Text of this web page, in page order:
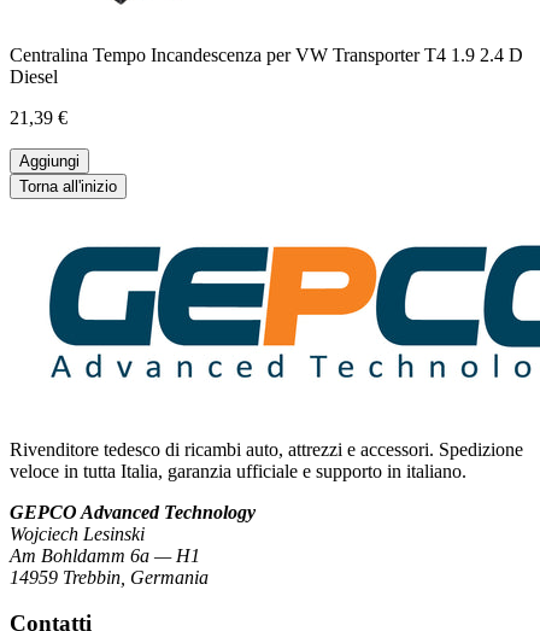
Centralina Tempo Incandescenza per VW Transporter T4 1.9 2.4 D
Diesel
21,39 €
Aggiungi
Torna all'inizio
Rivenditore tedesco di ricambi auto, attrezzi e accessori. Spedizione
veloce in tutta Italia, garanzia ufficiale e supporto in italiano.
GEPCO Advanced Technology
Wojciech Lesinski
Am Bohldamm 6a — H1
14959 Trebbin Germania
Contatti